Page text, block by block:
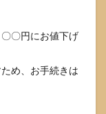
〇円にお値下げ
め、お手続きは